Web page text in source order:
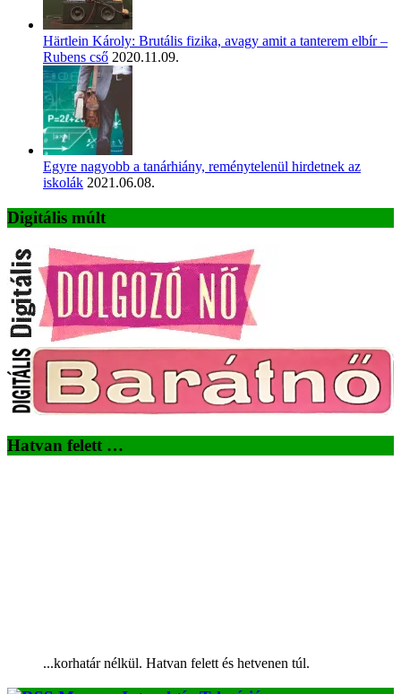
Härtlein Károly: Brutális fizika, avagy amit a tanterem elbír –
Rubens cső 2020.11.09.
Egyre nagyobb a tanárhiány, reménytelenül hirdetnek az
iskolák 2021.06.08.
Digitális múlt
Hatvan felett …
...korhatár nélkül. Hatvan felett és hetvenen túl.